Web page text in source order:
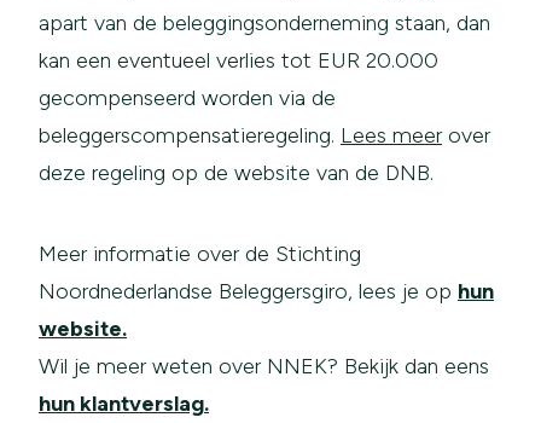
apart van de beleggingsonderneming staan, dan
kan een eventueel verlies tot EUR 20.000
gecompenseerd worden via de
beleggerscompensatieregeling. Lees meerover
deze regeling op de website van de DNB.
Meer informatie over de Stichting
Noordnederlandse Beleggersgiro, lees je op hun
website.
Wil je meer weten over NNEK? Bekijk dan eens
hun klantverslag.